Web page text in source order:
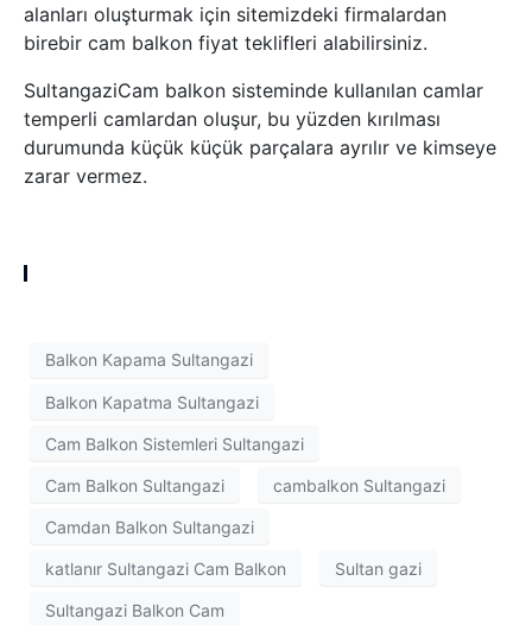
alanları oluşturmak için sitemizdeki firmalardan
birebir cam balkon fiyat teklifleri alabilirsiniz.
SultangaziCam balkon sisteminde kullanılan camlar
temperli camlardan oluşur, bu yüzden kırılması
durumunda küçük küçük parçalara ayrılır ve kimseye
zarar vermez.
Balkon Kapama Sultangazi
Balkon Kapatma Sultangazi
Cam Balkon Sistemleri Sultangazi
Cam Balkon Sultangazi cambalkon Sultangazi
Camdan Balkon Sultangazi
katlanır Sultangazi Cam Balkon Sultan gazi
Sultangazi Balkon Cam